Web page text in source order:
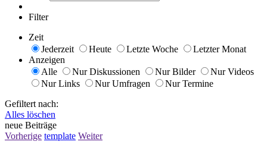
Filter
Zeit
Jederzeit
Heute Letzte Woche
Letzter Monat
Anzeigen
Alle
Nur Diskussionen Nur Bilder
Nur Videos
Nur Links
Nur Umfragen
Nur Termine
Gefiltert nach:
Alles löschen
neue Beiträge
Vorherige template Weiter